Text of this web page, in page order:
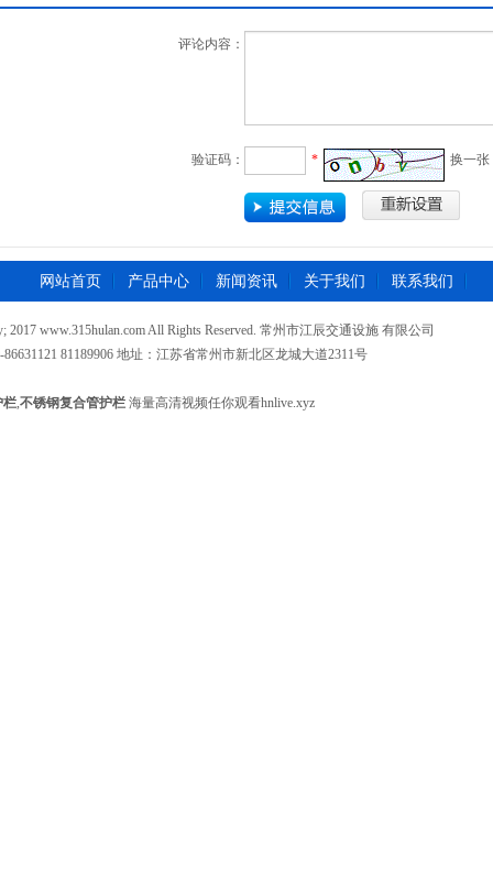
评论内容：
验证码： * 换一张
网站首页 产品中心 新闻资讯 关于我们 联系我们
2017 www.315hulan.com All Rights Reserved. 常州市江辰交通设施 有限公司
81189906 地址：江苏省常州市新北区龙城大道2311号
栏,不锈钢复合管护栏 海量高清视频任你观看hnlive.xyz